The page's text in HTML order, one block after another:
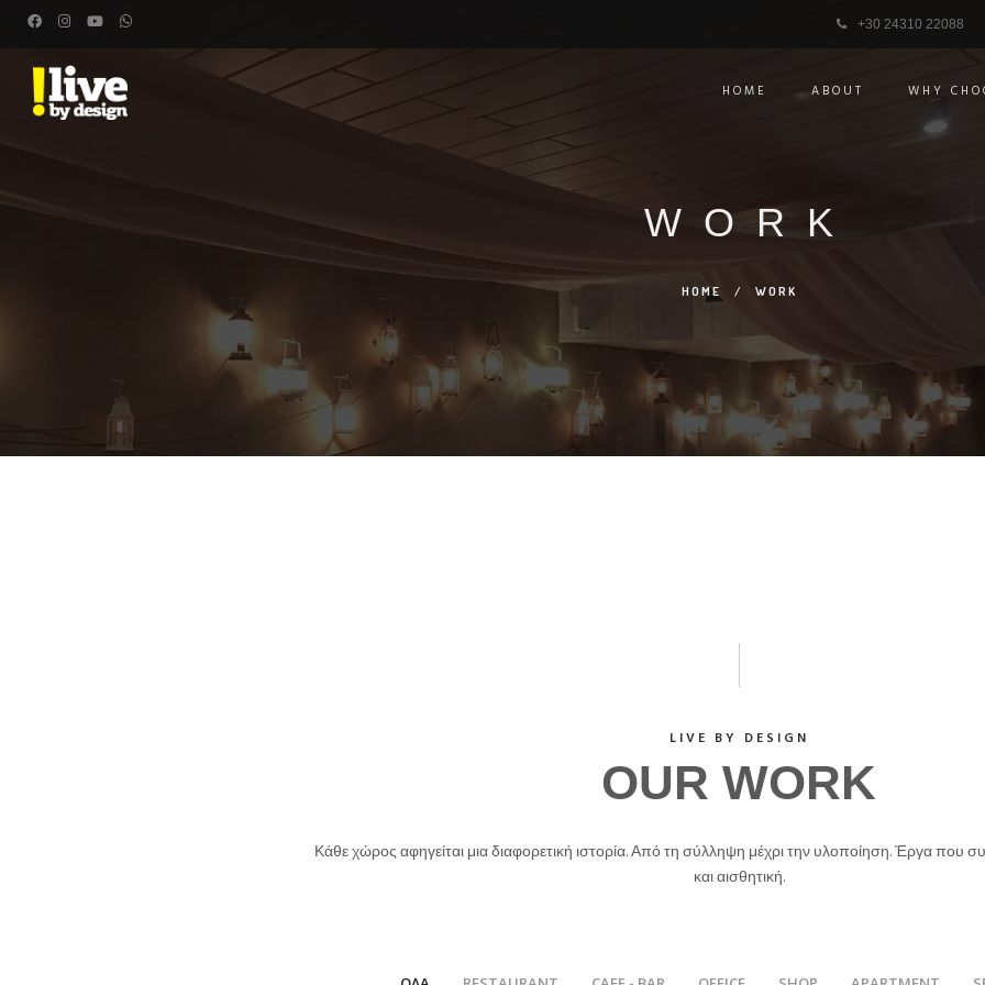
+30 24310 22088
HOME ABOUT WHY
WORK
HOME / WORK
LIVE BY DESIGN
OUR WORK
Κάθε χώρος αφηγείται μια διαφορετική ιστορία. Από τη σύλληψη μέχρι την υλοποίηση. Έργα που
και αισθητική.